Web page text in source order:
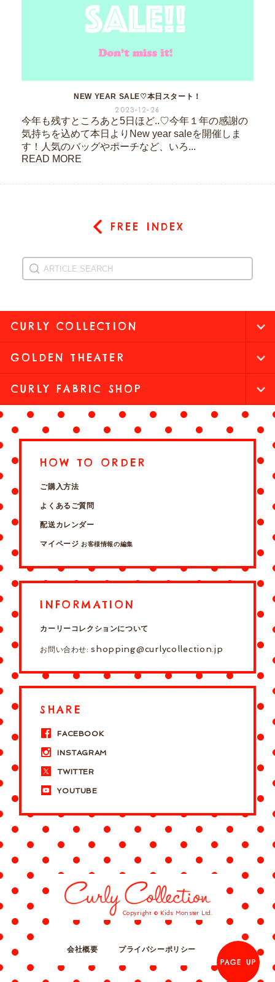
NEW YEAR SALE♡本日スタート！
2023-12-26
今年も残すところあと5日ほど..♡今年１年の感謝の
気持ちを込めて本日よりNew year saleを開催しま
す！人気のバッグやポーチなど、いろ...
READ MORE
FREE INDEX
CURLY COLLECTION
GOLDEN THEATER
CURLY FABRIC SHOP
HOW TO ORDER
ご購入方法
よくあるご質問
配送カレンダー
マイページ お客様情報の編集
INFORMATION
カーリーコレクションについて
お問い合わせ:shopping@curlycollection.jp
SHARE
FACEBOOK
INSTAGRAM
TWITTER
YOUTUBE
Copyright © Kids Monster Ltd.
会社概要
プライバシーポリシー
PAGE UP